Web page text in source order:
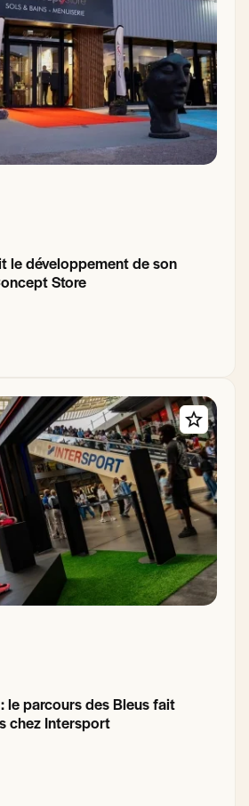
le développement de son
Store
le parcours des Bleus fait
chez Intersport